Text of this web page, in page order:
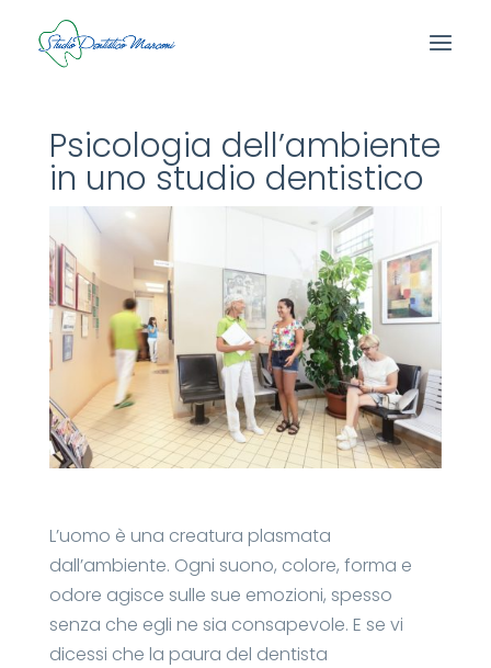
Psicologia dell’ambiente
in uno studio dentistico
L’uomo è una creatura plasmata
dall’ambiente. Ogni suono, colore, forma e
odore agisce sulle sue emozioni, spesso
senza che egli ne sia consapevole. E se vi
dicessi che la paura del dentista